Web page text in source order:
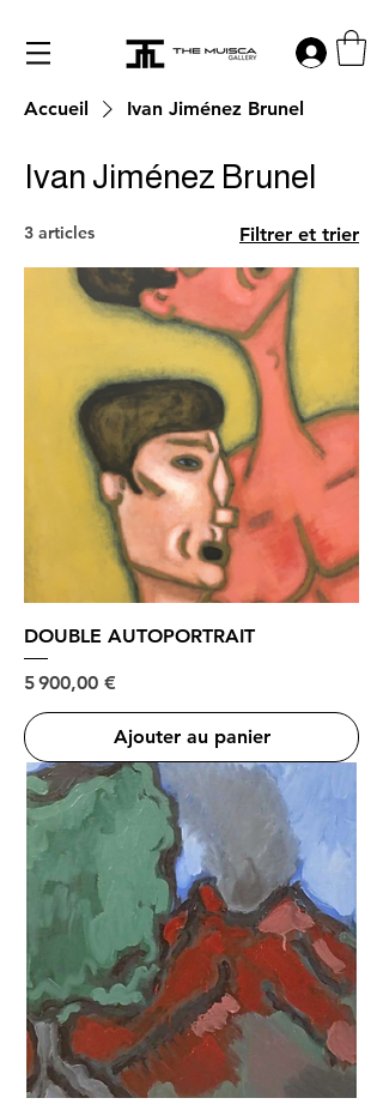
Log in
Accueil Ivan Jiménez Brunel
Ivan Jiménez Brunel
3 articles Filtrer et trier
DOUBLE AUTOPORTRAIT
Prix
5 900,00 €
Ajouter au panier